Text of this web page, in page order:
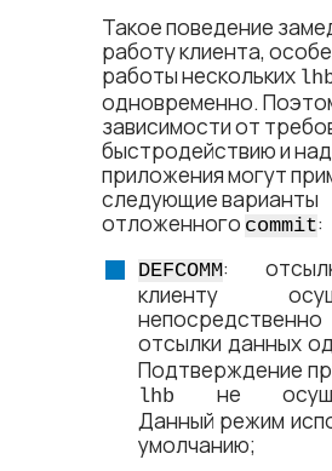
Такое поведение
работу клиента,
работы нескольких
одновременно.
зависимости от
быстродействию и
приложения могут
следующие варианты
отложенного commit:
DEFCOMM:
клиенту
отсылки данных
Подтверждение
lhb
не
Данный режим
умолчанию;